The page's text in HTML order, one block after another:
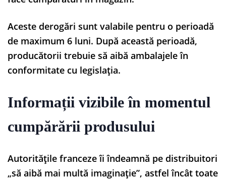
Aceste derogări sunt valabile pentru o perioadă
de maximum 6 luni. După această perioadă,
producătorii trebuie să aibă ambalajele în
conformitate cu legislația.
Informații vizibile în momentul
cumpărării produsului
Autoritățile franceze îi îndeamnă pe distribuitori
„să aibă mai multă imaginație”, astfel încât toate